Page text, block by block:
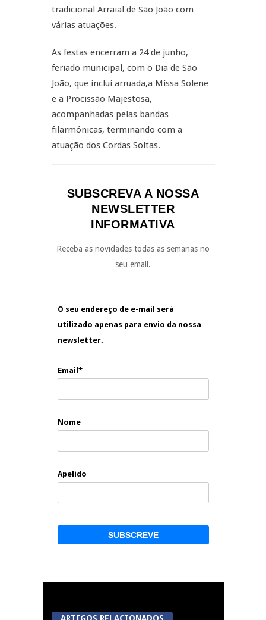
tradicional Arraial de São João com
várias atuações.
As festas encerram a 24 de junho,
feriado municipal, com o Dia de São
João, que inclui arruada,a Missa Solene
e a Procissão Majestosa,
acompanhadas pelas bandas
filarmónicas, terminando com a
atuação dos Cordas Soltas.
SUBSCREVA A NOSSA
NEWSLETTER
INFORMATIVA
Receba as novidades todas as semanas no
seu email.
O seu endereço de e-mail será
utilizado apenas para envio da nossa
newsletter.
Email*
Nome
Apelido